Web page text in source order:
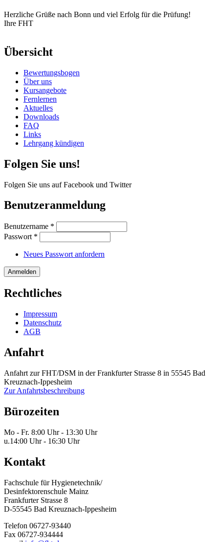
Herzliche Grüße nach Bonn und viel Erfolg für die Prüfung!
Ihre FHT
Übersicht
Bewertungsbogen
Über uns
Kursangebote
Fernlernen
Aktuelles
Downloads
FAQ
Links
Lehrgang kündigen
Folgen Sie uns!
Folgen Sie uns auf Facebook und Twitter
Benutzeranmeldung
Benutzername *
Passwort *
Neues Passwort anfordern
Rechtliches
Impressum
Datenschutz
AGB
Anfahrt
Anfahrt zur FHT/DSM in der Frankfurter Strasse 8 in 55545 Bad
Kreuznach-Ippesheim
Zur Anfahrtsbeschreibung
Bürozeiten
Mo - Fr. 8:00 Uhr - 13:30 Uhr
u.14:00 Uhr - 16:30 Uhr
Kontakt
Fachschule für Hygienetechnik/
Desinfektorenschule Mainz
Frankfurter Strasse 8
D-55545 Bad Kreuznach-Ippesheim
Telefon 06727-93440
Fax 06727-934444